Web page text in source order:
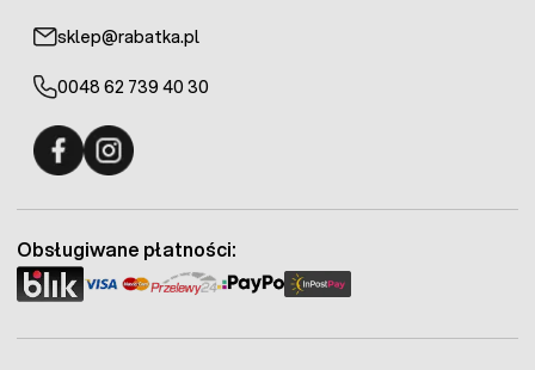
sklep@rabatka.pl
0048 62 739 40 30
Obsługiwane płatności: